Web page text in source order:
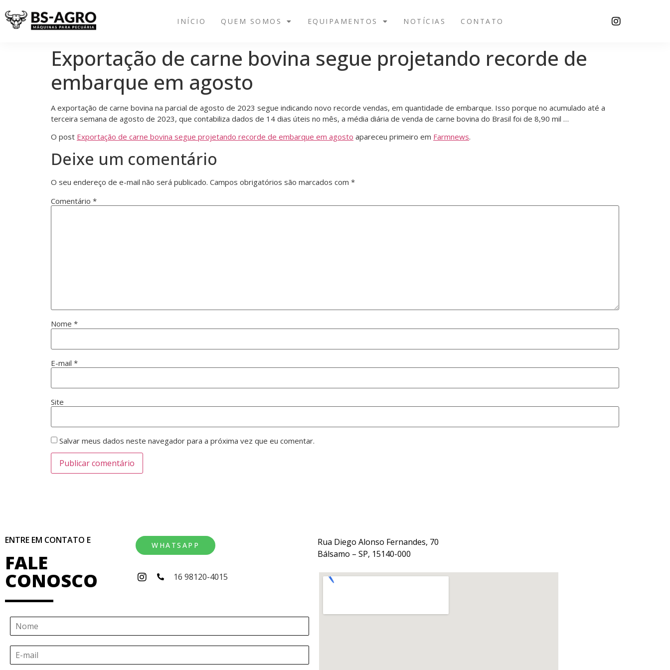
INÍCIO QUEM SOMOS EQUIPAMENTOS NOTÍCIAS CONTATO
Exportação de carne bovina segue projetando recorde de
embarque em agosto
A exportação de carne bovina na parcial de agosto de 2023 segue indicando novo recorde vendas, em quantidade de embarque. Isso porque no acumulado até a
terceira semana de agosto de 2023, que contabiliza dados de 14 dias úteis no mês, a média diária de venda de carne bovina do Brasil foi de 8,90 mil …
O post Exportação de carne bovina segue projetando recorde de embarque em agosto apareceu primeiro em Farmnews.
Deixe um comentário
O seu endereço de e-mail não será publicado. Campos obrigatórios são marcados com *
Comentário *
Nome *
E-mail *
Site
Salvar meus dados neste navegador para a próxima vez que eu comentar.
ENTRE EM CONTATO E
FALE
CONOSCO
WHATSAPP
16 98120-4015
Rua Diego Alonso Fernandes, 70
Bálsamo – SP, 15140-000
N
E